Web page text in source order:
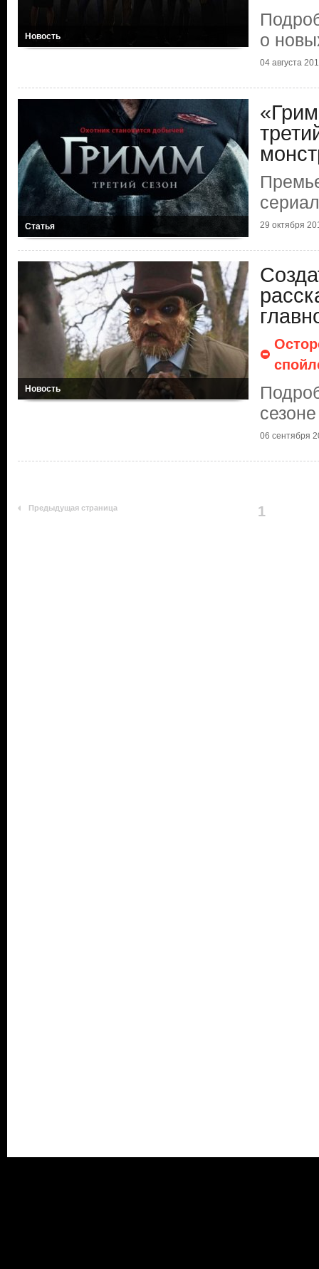
Новость
о
04 августа
Статья 29 октября
Новость
06 сентября
Предыдущая страница 1